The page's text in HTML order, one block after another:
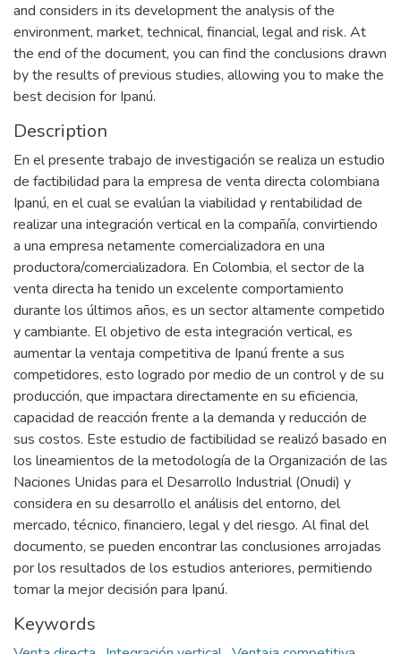
and considers in its development the analysis of the
environment, market, technical, financial, legal and risk. At
the end of the document, you can find the conclusions drawn
by the results of previous studies, allowing you to make the
best decision for Ipanú.
Description
En el presente trabajo de investigación se realiza un estudio
de factibilidad para la empresa de venta directa colombiana
Ipanú, en el cual se evalúan la viabilidad y rentabilidad de
realizar una integración vertical en la compañía, convirtiendo
a una empresa netamente comercializadora en una
productora/comercializadora. En Colombia, el sector de la
venta directa ha tenido un excelente comportamiento
durante los últimos años, es un sector altamente competido
y cambiante. El objetivo de esta integración vertical, es
aumentar la ventaja competitiva de Ipanú frente a sus
competidores, esto logrado por medio de un control y de su
producción, que impactara directamente en su eficiencia,
capacidad de reacción frente a la demanda y reducción de
sus costos. Este estudio de factibilidad se realizó basado en
los lineamientos de la metodología de la Organización de las
Naciones Unidas para el Desarrollo Industrial (Onudi) y
considera en su desarrollo el análisis del entorno, del
mercado, técnico, financiero, legal y del riesgo. Al final del
documento, se pueden encontrar las conclusiones arrojadas
por los resultados de los estudios anteriores, permitiendo
tomar la mejor decisión para Ipanú.
Keywords